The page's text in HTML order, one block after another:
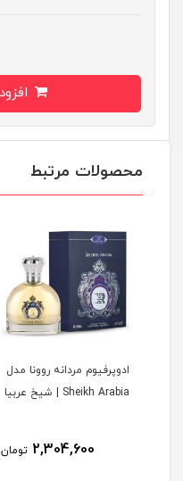
محصولات مرتبط
ادوپرفیوم مردانه روونا مدل
Sheikh Arabia | شیخ عربیا
2,304,600 تومان